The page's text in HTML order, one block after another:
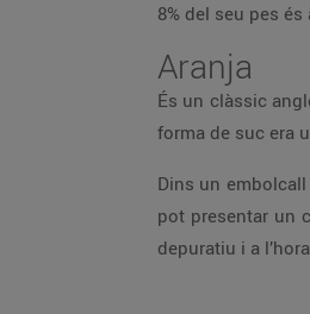
8% del seu pes
Aranja
És un clàssic
forma de suc era
Dins un
pot presentar un
depuratiu i a